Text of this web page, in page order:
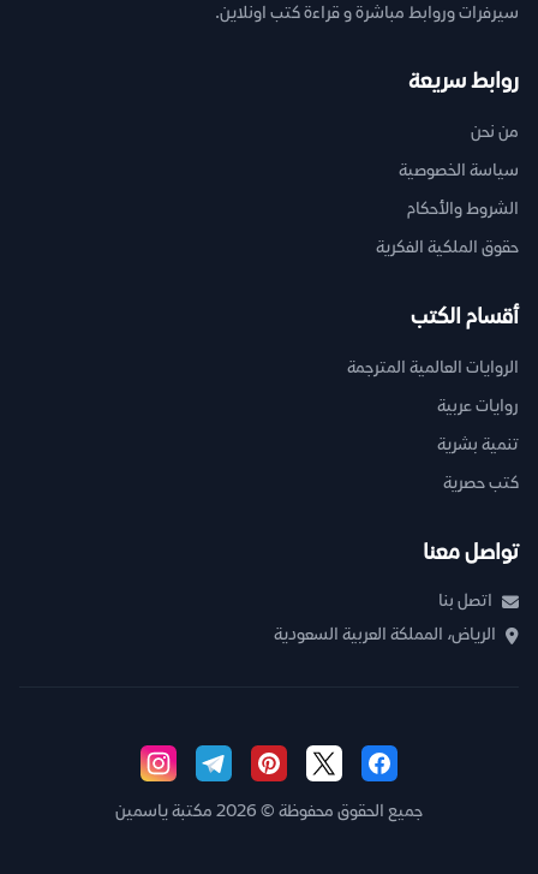
سيرفرات وروابط مباشرة و قراءة كتب اونلاين.
روابط سريعة
من نحن
سياسة الخصوصية
الشروط والأحكام
حقوق الملكية الفكرية
أقسام الكتب
الروايات العالمية المترجمة
روايات عربية
تنمية بشرية
كتب حصرية
تواصل معنا
اتصل بنا
الرياض، المملكة العربية السعودية
جميع الحقوق محفوظة © 2026 مكتبة ياسمين